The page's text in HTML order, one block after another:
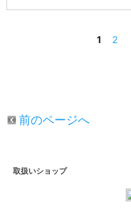
1 2
前のページへ
取扱いショップ